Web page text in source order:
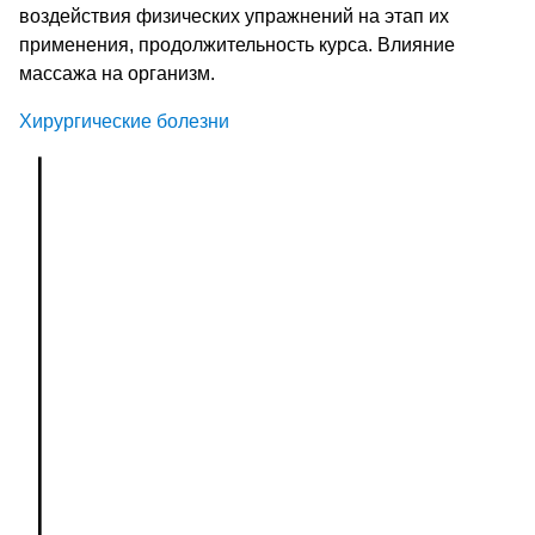
воздействия физических упражнений на этап их
применения, продолжительность курса. Влияние
массажа на организм.
Хирургические болезни